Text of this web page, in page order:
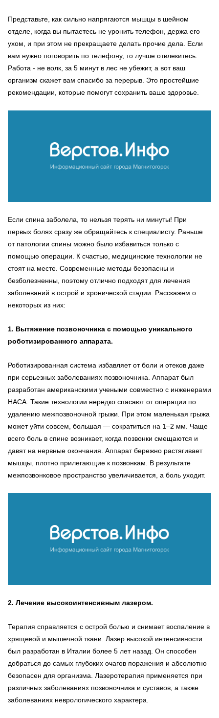
Представьте, как сильно напрягаются мышцы в шейном
отделе, когда вы пытаетесь не уронить телефон, держа его
ухом, и при этом не прекращаете делать прочие дела. Если
вам нужно поговорить по телефону, то лучше отвлекитесь.
Работа - не волк, за 5 минут в лес не убежит, а вот ваш
организм скажет вам спасибо за перерыв. Это простейшие
рекомендации, которые помогут сохранить ваше здоровье.
Если спина заболела, то нельзя терять ни минуты! При
первых болях сразу же обращайтесь к специалисту. Раньше
от патологии спины можно было избавиться только с
помощью операции. К счастью, медицинские технологии не
стоят на месте. Современные методы безопасны и
безболезненны, поэтому отлично подходят для лечения
заболеваний в острой и хронической стадии. Расскажем о
некоторых из них:
1. Вытяжение позвоночника с помощью уникального
роботизированного аппарата.
Роботизированная система избавляет от боли и отеков даже
при серьезных заболеваниях позвоночника. Аппарат был
разработан американскими учеными совместно с инженерами
НАСА. Такие технологии нередко спасают от операции по
удалению межпозвоночной грыжи. При этом маленькая грыжа
может уйти совсем, большая — сократиться на 1–2 мм. Чаще
всего боль в спине возникает, когда позвонки смещаются и
давят на нервные окончания. Аппарат бережно растягивает
мышцы, плотно прилегающие к позвонкам. В результате
межпозвонковое пространство увеличивается, а боль уходит.
2. Лечение высокоинтенсивным лазером.
Терапия справляется с острой болью и снимает воспаление в
хрящевой и мышечной ткани. Лазер высокой интенсивности
был разработан в Италии более 5 лет назад. Он способен
добраться до самых глубоких очагов поражения и абсолютно
безопасен для организма. Лазеротерапия применяется при
различных заболеваниях позвоночника и суставов, а также
заболеваниях неврологического характера.